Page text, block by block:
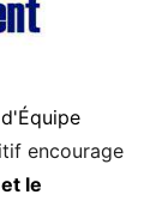
encourage
et le